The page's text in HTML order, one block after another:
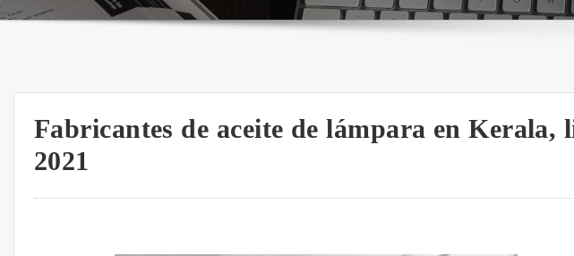
Fabricantes de aceite de lámpara en Kerala,
2021